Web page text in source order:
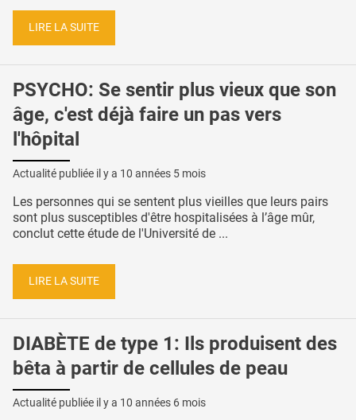
LIRE LA SUITE
PSYCHO: Se sentir plus vieux que son
âge, c'est déjà faire un pas vers
l'hôpital
Actualité publiée il y a 10 années 5 mois
Les personnes qui se sentent plus vieilles que leurs pairs
sont plus susceptibles d'être hospitalisées à l’âge mûr,
conclut cette étude de l'Université de ...
LIRE LA SUITE
DIABÈTE de type 1: Ils produisent des
bêta à partir de cellules de peau
Actualité publiée il y a 10 années 6 mois